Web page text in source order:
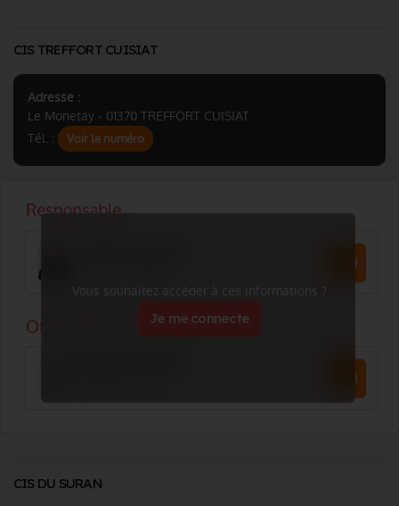
CIS TREFFORT CUISIAT
Adresse :
Le Monetay - 01370 TREFFORT CUISIAT
Tél. :
Voir le numéro
Vous souhaitez accéder à ces informations ?
Je me connecte
CIS DU SURAN